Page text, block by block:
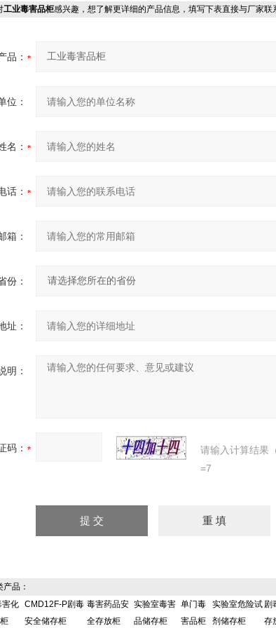
工业毒害品柜感兴趣，想了解更详细的产品信息，填写下表直接与厂家联
品：
位：
名：
话：
箱：
份：
址：
明：
码：
请输入计算结果
=7
品：
害化
CMD12F-P剧毒
安全储存柜
毒害药品安
全存放柜
实验室毒害
品储存柜
单门毒
害品柜
实验室危险试
剂储存柜
剧
存